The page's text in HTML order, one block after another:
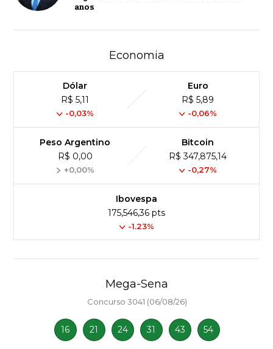
anos
Economia
Dólar
R$ 5,11
-0,03%
Euro
R$ 5,89
-0,06%
Peso Argentino
R$ 0,00
+0,00%
Bitcoin
R$ 347,875,14
-0,27%
Ibovespa
175,546,36 pts
-1.23%
Mega-Sena
Concurso 3041 (06/08/26)
16 21 24 31 43 54